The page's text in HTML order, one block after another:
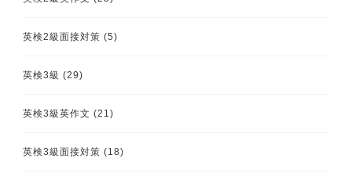
英検2級面接対策 (5)
英検3級 (29)
英検3級英作文 (21)
英検3級面接対策 (18)